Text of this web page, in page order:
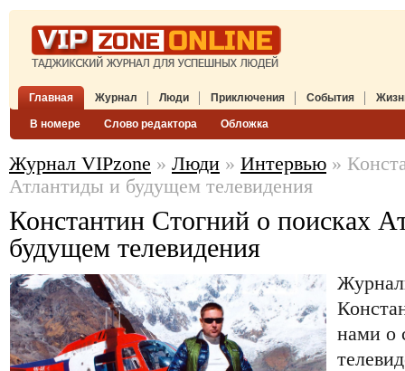
Главная Журнал
В номере Слово редактора Обложка
Люди Приключения События
Журнал VIPzone » Люди » Интервью »
Атлантиды и будущем телевидения
Константин Стогний о поисках
будущем телевидения
нами о